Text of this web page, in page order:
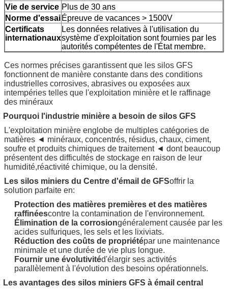
Vie de service Plus de 30 ans
Norme d'essai Épreuve de vacances > 1500V
Certificats
internationaux
Les données relatives à l'utilisation du
système d'exploitation sont fournies par les
autorités compétentes de l'État membre.
Ces normes précises garantissent que les silos GFS
fonctionnent de manière constante dans des conditions
industrielles corrosives, abrasives ou exposées aux
intempéries telles que l'exploitation minière et le raffinage
des minéraux
Pourquoi l'industrie minière a besoin de silos GFS
L'exploitation minière englobe de multiples catégories de
matières ◄ minéraux, concentrés, résidus, chaux, ciment,
soufre et produits chimiques de traitement ◄ dont beaucoup
présentent des difficultés de stockage en raison de leur
humidité,réactivité chimique, ou la densité.
Les silos miniers du Centre d'émail de GFSoffrir la
solution parfaite en:
Protection des matières premières et des matières
raffinéescontre la contamination de l'environnement.
Élimination de la corrosiongénéralement causée par les
acides sulfuriques, les sels et les lixiviats.
Réduction des coûts de propriétépar une maintenance
minimale et une durée de vie plus longue.
Fournir une évolutivitéd'élargir ses activités
parallèlement à l'évolution des besoins opérationnels.
Les avantages des silos miniers GFS à émail central